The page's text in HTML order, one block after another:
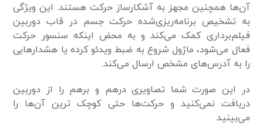
آن‌ها همچنین مجهز به آشکارساز حرکت هستند. این ویژگی
به تشخیص برنامه‌ریزی‌شده حرکت جسم در قاب دوربین
فیلم‌برداری کمک می‌کند و به محض اینکه سنسور حرکت
فعال می‌شود، ماژول شروع به ضبط ویدئو کرده یا هشدارهایی
را به آدرس‌های مشخص ارسال می‌کند.
در این صورت شما تصاویری درهم و برهم را از دوربین
دریافت نمی‌کنید و حرکت‌ها حتی کوچک ترین آن‌‎ها را
می‌بینید.